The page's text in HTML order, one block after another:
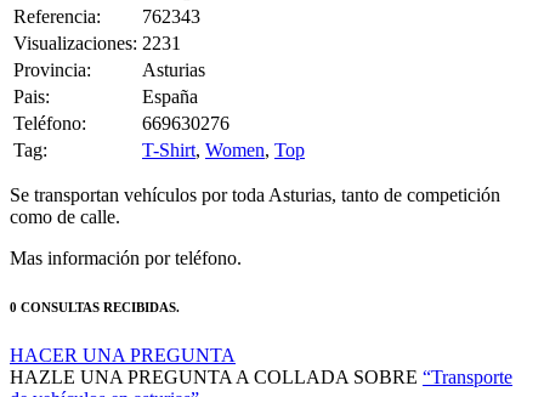
Visualizaciones:
2231
Provincia:
Asturias
Pais:
España
Teléfono:
669630276
Tag:
T-Shirt,Women
Se transportan vehículos por toda Asturias, tanto de competición
como de calle.
Mas información por teléfono.
HAZLE UNA PREGUNTA A COLLADA SOBRE
de vehículos en asturias”